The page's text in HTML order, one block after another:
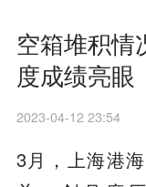
空箱堆积情
度成绩亮眼
2023-04-12 23:54
3月，上海港